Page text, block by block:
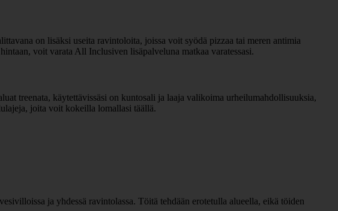
on lisäksi useita ravintoloita, joissa voit syödä pizzaa tai meren antimia
voit varata All Inclusiven lisäpalveluna matkaa varatessasi.
treenata, käytettävissäsi on kuntosali ja laaja valikoima urheilumahdollisuuksia,
joita voit kokeilla lomallasi täällä.
ja yhdessä ravintolassa. Töitä tehdään erotetulla alueella, eikä töiden